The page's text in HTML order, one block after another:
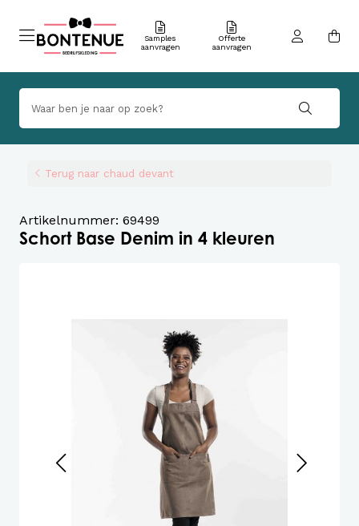
Samples
aanvragen
Offerte
aanvragen
Terug naar chaud devant
Artikelnummer: 69499
Schort Base Denim in 4 kleuren